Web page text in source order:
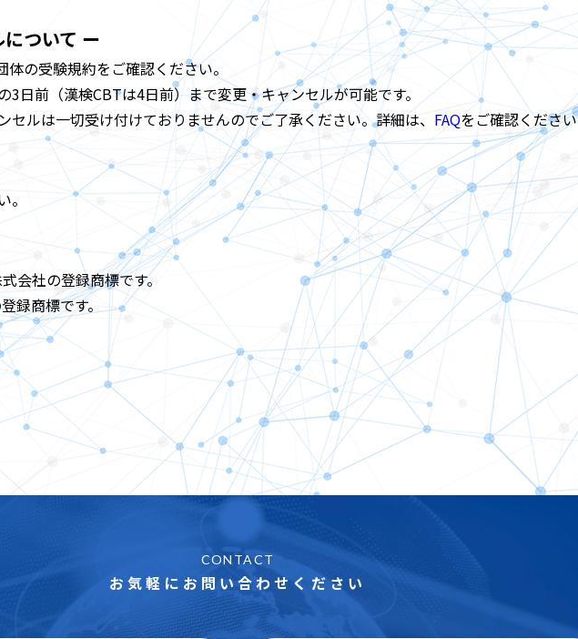
ついて ー
の受験規約をご確認ください。
日前（漢検CBTは4日前）まで変更・キャンセルが可能です。
ルは一切受け付けておりませんのでご了承ください。詳細は、 FAQをご確認ください
会社の登録商標です。
録商標です。
CONTACT
お気軽にお問い合わせください